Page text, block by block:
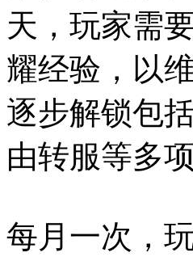
天，玩家需
耀经验，以
逐步解锁包
由转服等多项
每月一次，